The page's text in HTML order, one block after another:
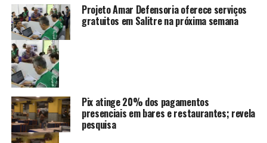
Projeto Amar Defensoria oferece serviços
gratuitos em Salitre na próxima semana
Pix atinge 20% dos pagamentos
presenciais em bares e restaurantes; revela
pesquisa